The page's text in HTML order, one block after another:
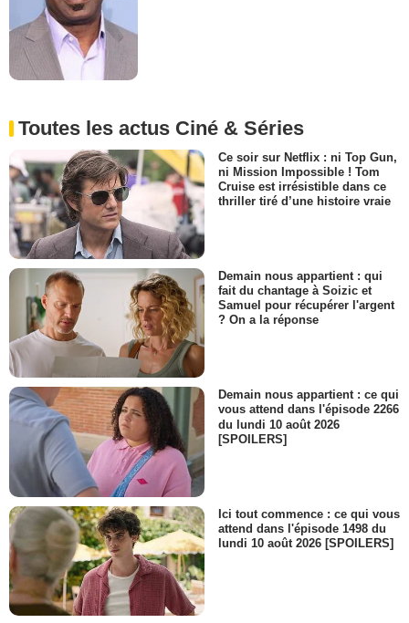
Toutes les actus Ciné & Séries
Ce soir sur Netflix : ni Top Gun,
ni Mission Impossible ! Tom
Cruise est irrésistible dans ce
thriller tiré d’une histoire vraie
Demain nous appartient : qui
fait du chantage à Soizic et
Samuel pour récupérer l'argent
? On a la réponse
Demain nous appartient : ce qui
vous attend dans l'épisode 2266
du lundi 10 août 2026
[SPOILERS]
Ici tout commence : ce qui vous
attend dans l'épisode 1498 du
lundi 10 août 2026 [SPOILERS]